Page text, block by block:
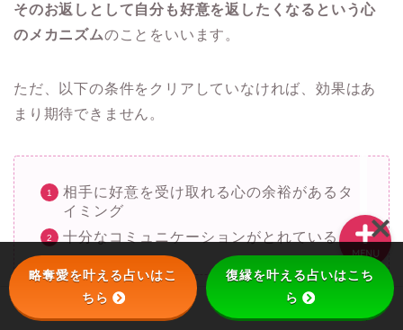
そのお返しとして自分も好意を返したくなるという心
のメカニズムのことをいいます。
ただ、以下の条件をクリアしていなければ、効果はあ
まり期待できません。
相手に好意を受け取れる心の余裕があるタ
イミング
十分なコミュニケーションがとれている
相手が忙しかったり、あるいは気持ちが凹んでいると
待ち受け
MENU
待ち受け
別れさせる方法
略奪愛を叶える占いはこ
ちら
復縁を叶える占いはこち
ら